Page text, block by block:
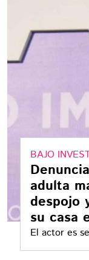
BAJO
adulta
despojo
su casa
El actor es
daños y